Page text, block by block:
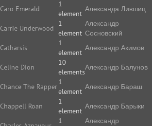
Caro Emerald
1
element
Carrie Underwood
1
element
Catharsis
1
element
Celine Dion
10
elements
Chance The Rapper
1
element
Chappell Roan
1
element
1
Александа Лившиц
Александр
Сосновский
Александр Акимов
Александр Балунов
Александр Бараш
Александр Барыки
Александр